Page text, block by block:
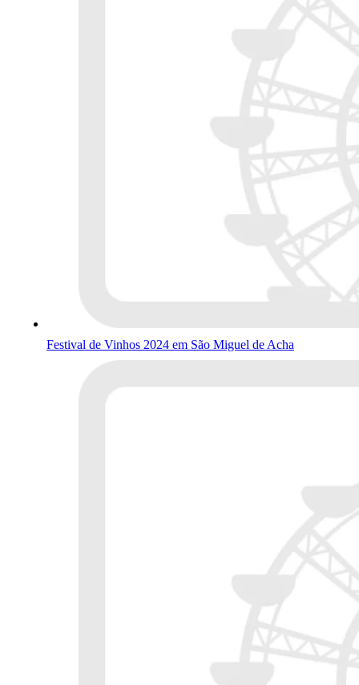
Festival de Vinhos 2024 em São Miguel de Acha